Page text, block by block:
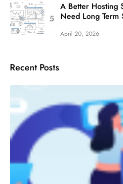
A Better Hosting
Need Long Term
April 20, 2026
Recent Posts